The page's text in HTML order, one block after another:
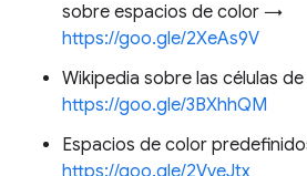
sobre espacios de color →
https://goo.gle/2XeAs9V
Wikipedia sobre las células
https://goo.gle/3BXhhQM
Espacios de color
https://goo.gle/2VveJtx